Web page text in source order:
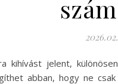
kihívást jelent,
abban, hogy ne